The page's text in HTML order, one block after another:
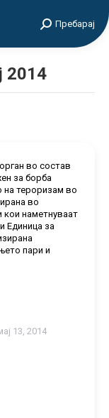
Search:Пребарај
2014
во состав
за борба
на тероризам во
во
кои наметнуваат
Единица за
пари и
13, 2014